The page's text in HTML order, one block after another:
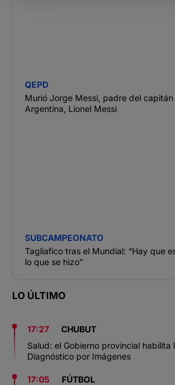
QEPD
Murió Jorge Messi, padre del
Argentina, Lionel Messi
SUBCAMPEONATO
Tagliafico tras el Mundial: “Hay que
lo que se hizo”
LO ÚLTIMO
17:27
CHUBUT
Salud: el Gobierno provincial habilita
Diagnóstico por Imágenes
17:05
FÚTBOL